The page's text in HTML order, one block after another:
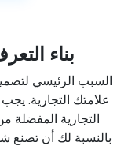
بناء
السبب الرئيسي
علامتك التجارية.
التجارية المفضلة
بالنسبة لك أن تصنع